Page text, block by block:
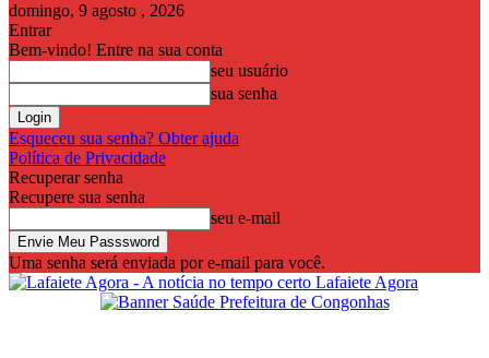
domingo, 9 agosto , 2026
Entrar
Bem-vindo! Entre na sua conta
seu usuário
sua senha
Esqueceu sua senha? Obter ajuda
Política de Privacidade
Recuperar senha
Recupere sua senha
seu e-mail
Uma senha será enviada por e-mail para você.
Lafaiete Agora